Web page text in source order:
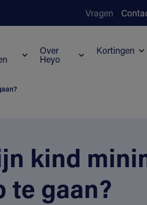
Vragen
Submenu voor Onze
Over
Heyo
Kortingen
kind
te gaan?